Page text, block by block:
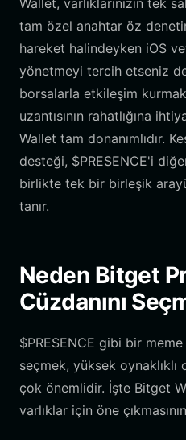
Wallet, varlıklarınızın tek
tam özel anahtar öz
hareket halindeyken iOS
yönetmeyi tercih etseniz
borsalarla etkileşim
uzantısının rahatlığına
Wallet tam donanımlıdır.
desteği, $PRESENCE'i
birlikte tek bir birleşik
tanır.
Neden Bitget
Cüzdanını
$PRESENCE gibi bir
seçmek, yüksek
çok önemlidir. İşte Bitget
varlıklar için öne